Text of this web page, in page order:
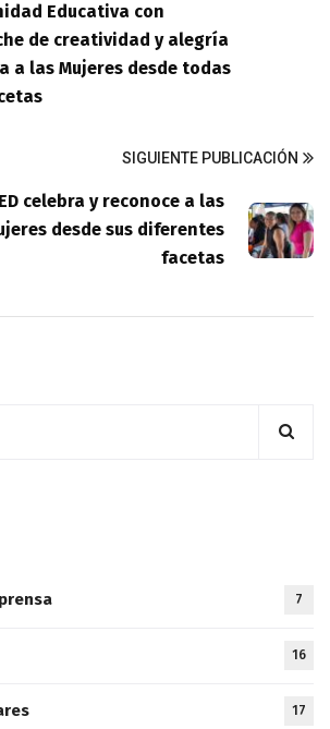
Educativa con
de creatividad y alegría
a las Mujeres desde todas
SIGUIENTE PUBLICACIÓN
celebra y reconoce a las
desde sus diferentes
facetas
7
16
17